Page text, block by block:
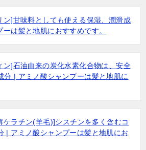
ン]甘味料としても使える保湿、潤滑成
は髪と地肌におすすめです。
ン]石油由来の炭化水素化合物は、安全
分 | アミノ酸シャンプーは髪と地肌に
ケラチン(羊毛)]シスチンを多く含むコ
| アミノ酸シャンプーは髪と地肌にお